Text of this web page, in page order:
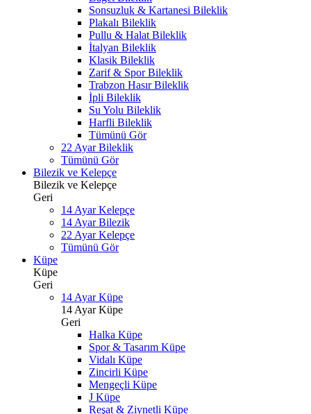
Sonsuzluk & Kartanesi Bileklik
Plakalı Bileklik
Pullu & Halat Bileklik
İtalyan Bileklik
Klasik Bileklik
Zarif & Spor Bileklik
Trabzon Hasır Bileklik
İpli Bileklik
Su Yolu Bileklik
Harfli Bileklik
Tümünü Gör
22 Ayar Bileklik
Tümünü Gör
Bilezik ve Kelepçe
Bilezik ve Kelepçe
Geri
14 Ayar Kelepçe
14 Ayar Bilezik
22 Ayar Kelepçe
Tümünü Gör
Küpe
Küpe
Geri
14 Ayar Küpe
14 Ayar Küpe
Geri
Halka Küpe
Spor & Tasarım Küpe
Vidalı Küpe
Zincirli Küpe
Mengeçli Küpe
J Küpe
Reşat & Ziynetli Küpe